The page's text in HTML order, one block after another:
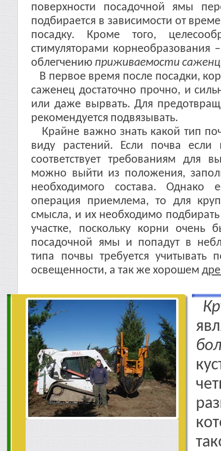
поверхности посадочной ямы
подбирается в зависимости от
посадку. Кроме того,
стимуляторами корнеобразования
облегчению приживаемости
В первое время после посадки,
саженец достаточно прочно, и
или даже вырвать. Для
рекомендуется подвязывать.
Крайне важно знать какой тип
виду растений. Если почва
соответствует требованиям для
можно выйти из положения,
необходимого состава. Однако
операция приемлема, то для
смысла, и их необходимо
участке, поскольку корни очень
посадочной ямы и попадут в
типа почвы требуется учитывать
освещенности, а так же хорошем